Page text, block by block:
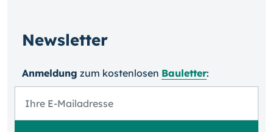
Newsletter
Anmeldung zum kosten­losen Bauletter: